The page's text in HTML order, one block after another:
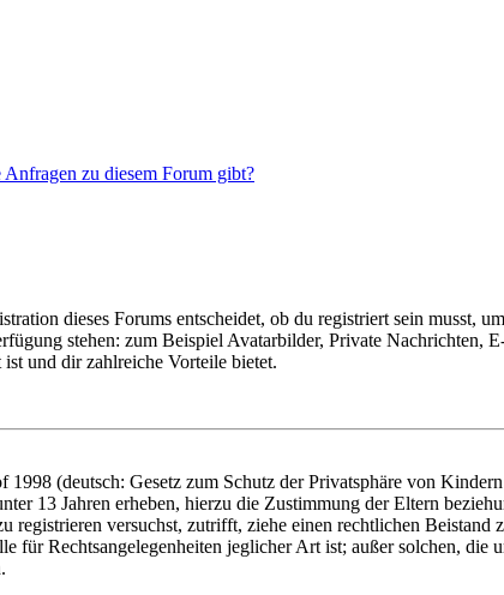
zu diesem Forum gibt?
dieses Forums entscheidet, ob du registriert sein musst,
stehen: zum Beispiel Avatarbilder, Private Nachrichten,
und dir zahlreiche Vorteile bietet.
(deutsch: Gesetz zum Schutz der Privatsphäre von
13 Jahren erheben, hierzu die Zustimmung der Eltern
registrieren versuchst, zutrifft, ziehe einen rechtlichen
für Rechtsangelegenheiten jeglicher Art ist; außer solchen,